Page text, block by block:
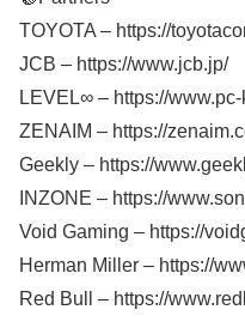
TOYOTA – https://
JCB – https://www.jcb.jp/
LEVEL∞ – https://
ZENAIM – https://
Geekly – https://
INZONE – https://
Void Gaming – https://
Herman Miller – https://
Red Bull – https://